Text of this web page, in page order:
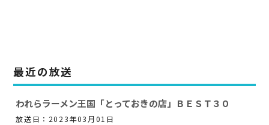
最近の放送
われらラーメン王国「とっておきの店」ＢＥＳＴ３０
放送日：2023年03月01日